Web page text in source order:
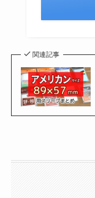
関連記事